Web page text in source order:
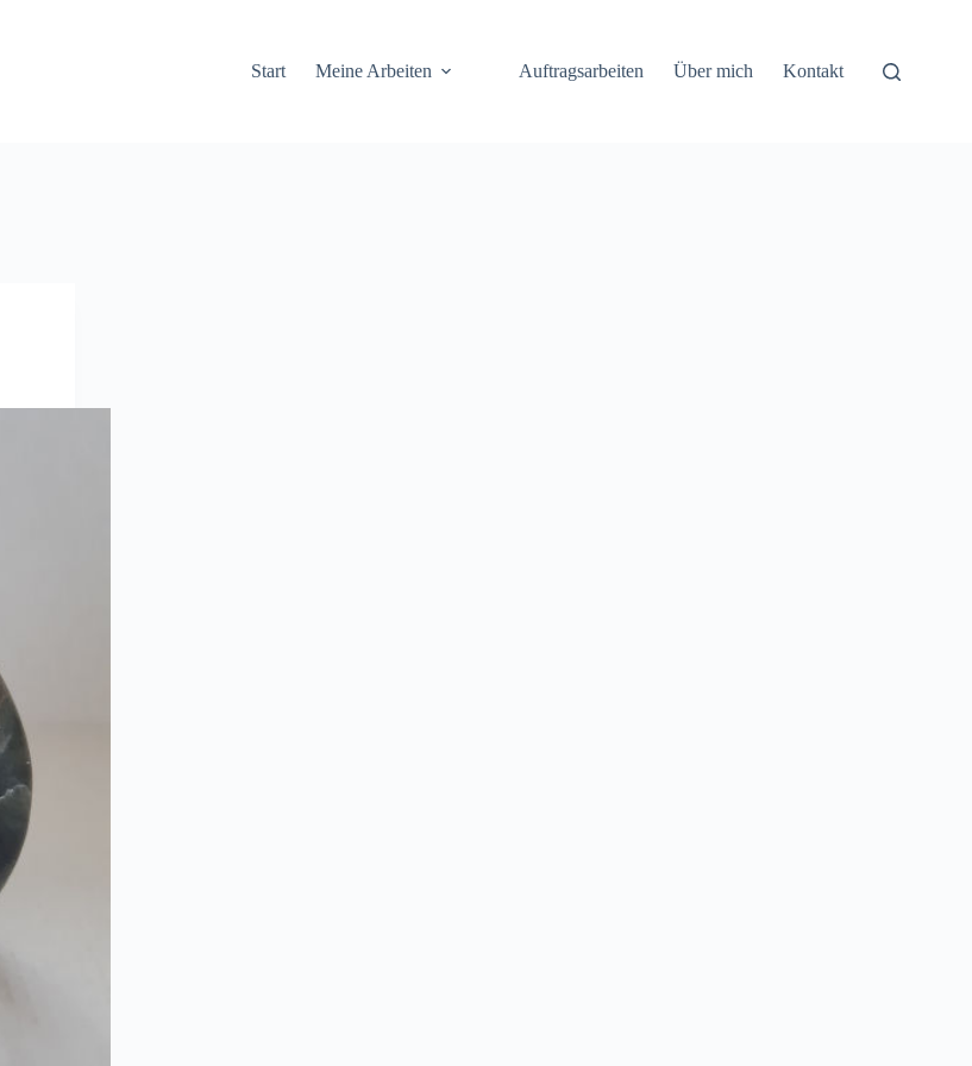
Start
Meine Arbeiten Auftragsarbeiten Über mich Kontakt